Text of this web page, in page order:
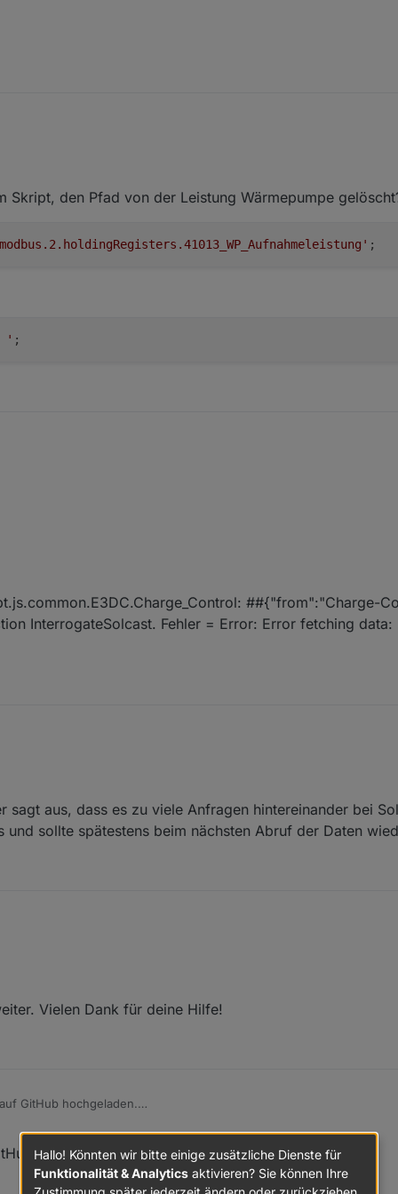
Skript, den Pfad von der Leistung Wärmepumpe
'
##{"from":"Charge-
InterrogateSolcast. Fehler = Error: Error fetching data:
script.js.common.E3DC.Charge_Control: ##{"from":"Charge-Control",
sagt aus, dass es zu viele Anfragen hintereinander bei
und sollte spätestens beim nächsten Abruf der Daten
und sollte spätestens beim nächsten Abruf der Daten wieder
Vielen Dank für deine Hilfe!
GitHub hochgeladen.
Instanzeinstellungen des e3dc-rscp Adapter __SET_POWER
Script ChargeControl SET_POWER_MODE nicht auf 0 gesetzt
wo zweimal die gleichen Werte sID_PvLeistung_ADD_W addiert
hochgeladen.
Hallo! Könnten wir bitte einige zusätzliche Dienste für
Funktionalität & Analytics aktivieren? Sie können Ihre